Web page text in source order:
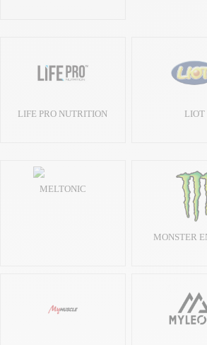
LIFE PRO NUTRITION LIOT
MELTONIC
MONSTER